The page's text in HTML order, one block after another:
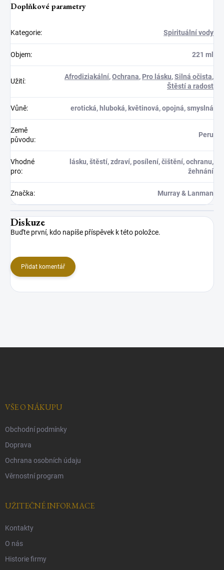
Doplňkové parametry
Kategorie: Spirituální vody
Objem: 221 ml
Užití:
Afrodiziakální,Ochrana, Pro lásku,Silná očista,
Štěstí a radost
Vůně: erotická, hluboká, květinová, opojná, smyslná
Země
původu:
Peru
Vhodné
pro:
lásku, štěstí, zdraví, posílení, čištění, ochranu,
žehnání
Značka: Murray & Lanman
Diskuze
Buďte první, kdo napíše příspěvek k této položce.
Přidat komentář
VŠE O NÁKUPU
Obchodní podmínky
Doprava
Ochrana osobních údaju
Věrnostní program
UŽITEČNÉ INFORMACE
Kontakty
O nás
Historie firmy